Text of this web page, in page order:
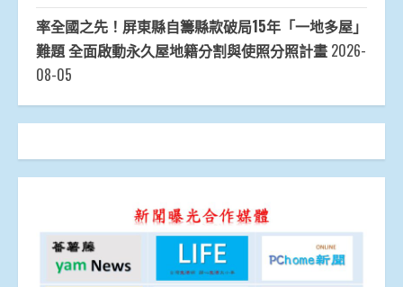
率全國之先！屏東縣自籌縣款破局15年「一地多屋」
難題 全面啟動永久屋地籍分割與使照分照計畫 2026-
08-05